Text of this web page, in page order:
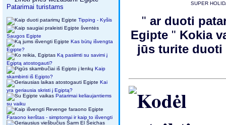
Patarimai turistams
Tipping - Kyšis
Saugos Egipte
Kas būtų išvengta
Egipte?
Ką pasiimti su savimi į
Egiptą atostogauti?
Kaip
skambinti iš Egipto?
Kai
yra geriausia skristi į Egiptą?
Patarimai keliaujantiems
su vaiku
Faraono kerštas - simptomai ir kaip to išvengti
SUPER
" ar duoti
Egipte " Kokia
jūs turite